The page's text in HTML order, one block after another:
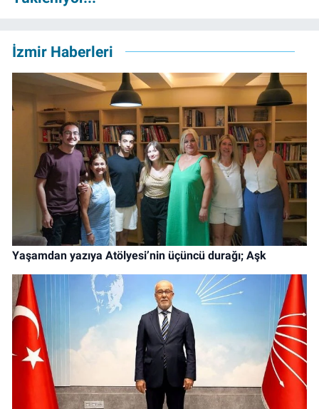
İzmir Haberleri
Yaşamdan yazıya Atölyesi’nin üçüncü durağı; Aşk